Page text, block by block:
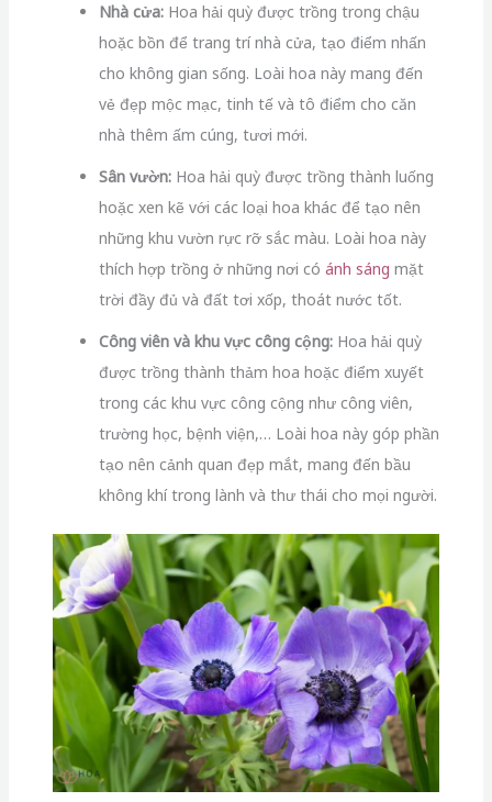
Nhà cửa:Hoa hải quỳ được trồng trong chậu
hoặc bồn để trang trí nhà cửa, tạo điểm nhấn
cho không gian sống. Loài hoa này mang đến
vẻ đẹp mộc mạc, tinh tế và tô điểm cho căn
nhà thêm ấm cúng, tươi mới.
Sân vườn:Hoa hải quỳ được trồng thành luống
hoặc xen kẽ với các loại hoa khác để tạo nên
những khu vườn rực rỡ sắc màu. Loài hoa này
thích hợp trồng ở những nơi có ánh sáng mặt
trời đầy đủ và đất tơi xốp, thoát nước tốt.
Công viên và khu vực công cộng:Hoa hải quỳ
được trồng thành thảm hoa hoặc điểm xuyết
trong các khu vực công cộng như công viên,
trường học, bệnh viện,… Loài hoa này góp phần
tạo nên cảnh quan đẹp mắt, mang đến bầu
không khí trong lành và thư thái cho mọi người.